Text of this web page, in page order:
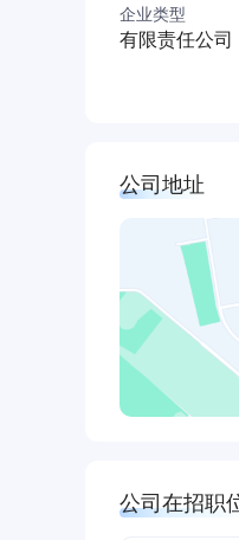
ISF/QSF系列
欧VI排放以
for light
equipment
highway
ISG系列直列
米，采用康
The ISG is a
企业类型
有限责任公司
公司地址
公司在招职